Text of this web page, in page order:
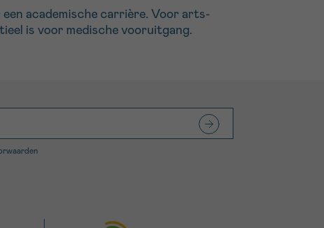
academische carrière. Voor arts-
is voor medische vooruitgang.